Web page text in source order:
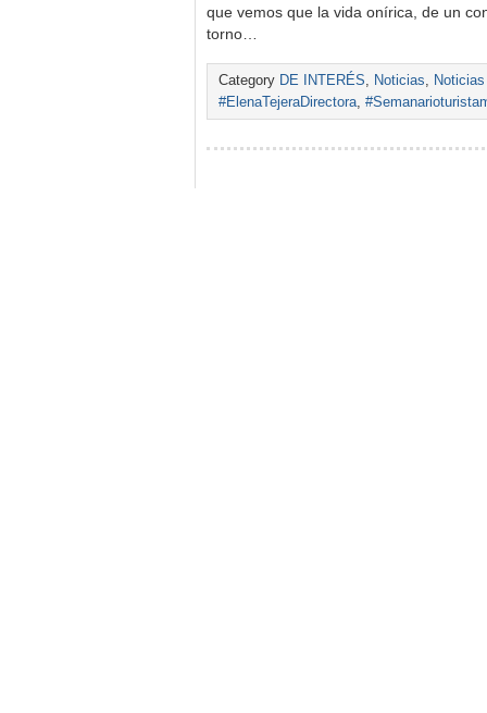
que vemos que la vida onírica, de un
torno…
Category DE INTERÉS, Noticias,
#ElenaTejeraDirectora,